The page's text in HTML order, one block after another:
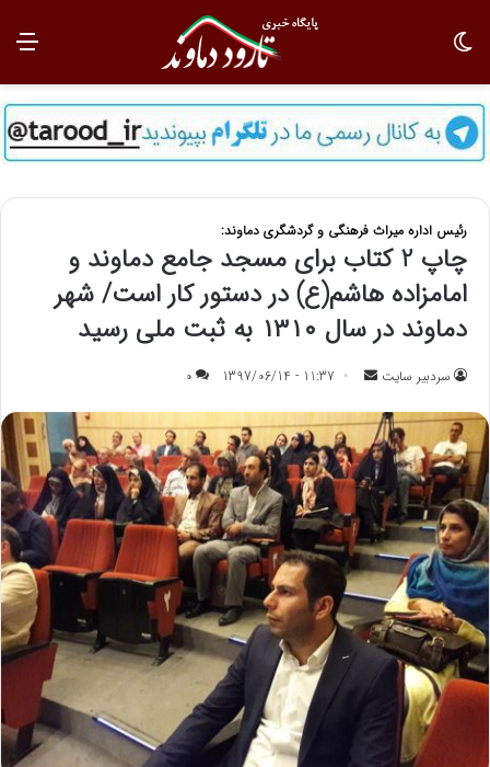
رئیس اداره میراث فرهنگی و گردشگری دماوند:
چاپ 2 کتاب برای مسجد جامع دماوند و
امامزاده هاشم(ع) در دستور کار است/ شهر
دماوند در سال ۱۳۱۰ به ثبت ملی رسید
سردبیر سایت
س
ا
ل
ب
ه
ا
ی
م
ی
11:37 - 1397/06/14
0